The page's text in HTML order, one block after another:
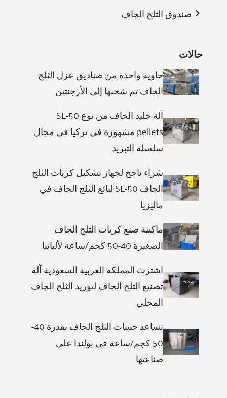
صندوق الثلج الجاف
حالات
حاوية واحدة من صناديق عزل الثلج
الجاف تم شحنها إلى الأرجنتين
آلة جليد الجاف من نوع SL-50
pellets مشهورة في تركيا في مجال
سلسلة التبريد
شراء ناجح لجهاز تشكيل كريات الثلج
الجاف SL-50 لبائع الثلج الجاف في
ماليزيا
ماكينة صنع كريات الثلج الجاف
الصغيرة 40-50 كجم/ساعة لألبانيا
اشترت المملكة العربية السعودية آلة
تصنيع الثلج الجاف لتوريد الثلج الجاف
المحلي
تساعد حبيبات الثلج الجاف بقدرة 40-
50 كجم/ساعة في بولندا على
صناعتها